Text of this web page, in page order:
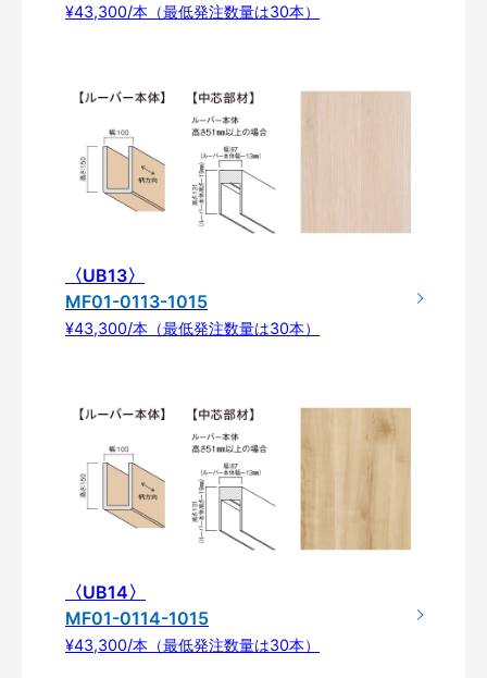
¥43,300/本（最低発注数量は30本）
〈UB13〉
MF01-0113-1015
¥43,300/本（最低発注数量は30本）
〈UB14〉
MF01-0114-1015
¥43,300/本（最低発注数量は30本）